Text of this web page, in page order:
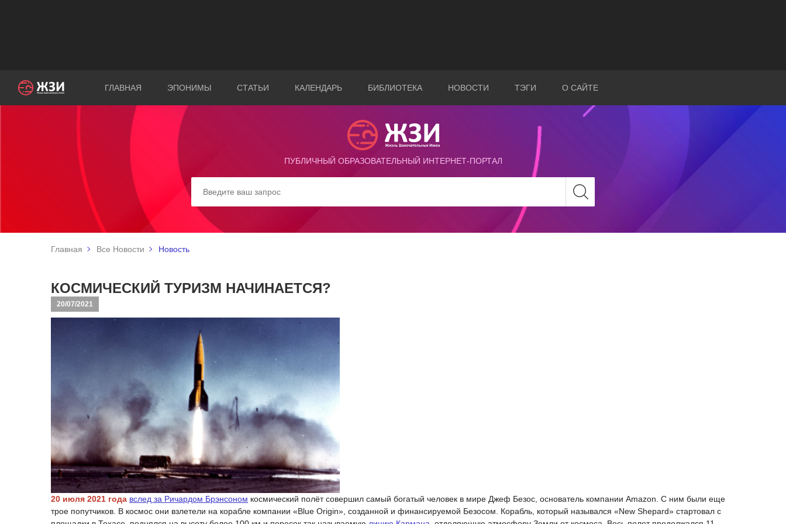
ГЛАВНАЯ ЭПОНИМЫ СТАТЬИ КАЛЕНДАРЬ БИБЛИОТЕКА НОВОСТИ ТЭГИ О САЙТЕ
ПУБЛИЧНЫЙ ОБРАЗОВАТЕЛЬНЫЙ ИНТЕРНЕТ-ПОРТАЛ
Главная Все Новости Новость
КОСМИЧЕСКИЙ ТУРИЗМ НАЧИНАЕТСЯ?
20/07/2021
20 июля 2021 года вслед за Ричардом Брэнсоном космический полёт совершил самый богатый человек в мире Джеф Безос, основатель компании Amazon. С ним были еще
трое попутчиков. В космос они взлетели на корабле компании «Blue Origin», созданной и финансируемой Безосом. Корабль, который назывался «New Shepard» стартовал с